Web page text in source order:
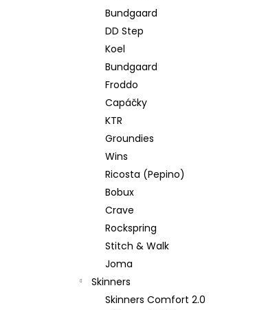
Bundgaard
DD Step
Koel
Bundgaard
Froddo
Capáčky
KTR
Groundies
Wins
Ricosta (Pepino)
Bobux
Crave
Rockspring
Stitch & Walk
Joma
Skinners
Skinners Comfort 2.0